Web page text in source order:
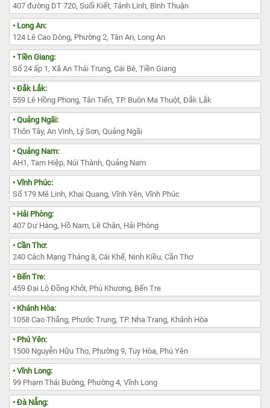
407 đường DT 720, Suối Kiết, Tánh Linh, Bình Thuận
• Long An:
124 Lê Cao Dòng, Phường 2, Tân An, Long An
• Tiền Giang:
Số 24 ấp 1, Xã An Thái Trung, Cái Bè, Tiền Giang
• Đắk Lắk:
559 Lê Hồng Phong, Tân Tiến, TP. Buôn Ma Thuột, Đắk Lắk
• Quảng Ngãi:
Thôn Tây, An Vinh, Lý Sơn, Quảng Ngãi
• Quảng Nam:
AH1, Tam Hiệp, Núi Thành, Quảng Nam
• Vĩnh Phúc:
Số 179 Mê Linh, Khai Quang, Vĩnh Yên, Vĩnh Phúc
• Hải Phòng:
407 Dư Hàng, Hồ Nam, Lê Chân, Hải Phòng
• Cần Thơ:
240 Cách Mạng Tháng 8, Cái Khế, Ninh Kiều, Cần Thơ
• Bến Tre:
459 Đại Lộ Đồng Khởi, Phú Khương, Bến Tre
• Khánh Hòa:
1058 Cao Thắng, Phước Trung, TP. Nha Trang, Khánh Hòa
• Phú Yên:
1500 Nguyễn Hữu Thọ, Phường 9, Tuy Hòa, Phú Yên
• Vĩnh Long:
99 Phạm Thái Bường, Phường 4, Vĩnh Long
• Đà Nẵng: